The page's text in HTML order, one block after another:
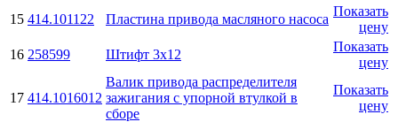
15 414.101122 Пластина привода масляного насоса
Показать
цену
16 258599 Штифт 3x12
Показать
цену
17 414.1016012
Валик привода распределителя
зажигания с упорной втулкой в
сборе
Показать
цену